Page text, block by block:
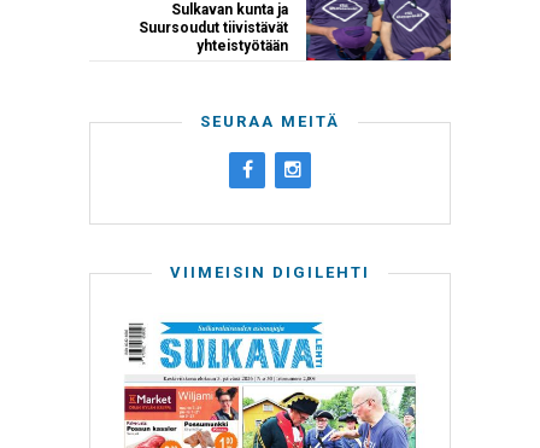
Sulkavan kunta ja
Suursoudut tiivistävät
yhteistyötään
SEURAA MEITÄ
VIIMEISIN DIGILEHTI